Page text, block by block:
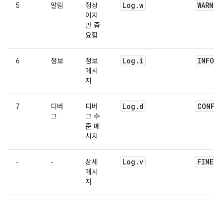
5 알림
정상
이지
만 중
요함
Log .w
6 정보
정보
메시
지
Log . i INFO
7
디버
그
디버
그 수
준 메
시지
Log . d
- -
상세
메시
지
Log .v FINER